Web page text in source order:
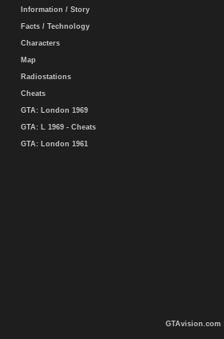
Information / Story
Facts / Technology
Characters
Map
Radiostations
Cheats
GTA: London 1969
GTA: L 1969 - Cheats
GTA: London 1961
GTAvision.com